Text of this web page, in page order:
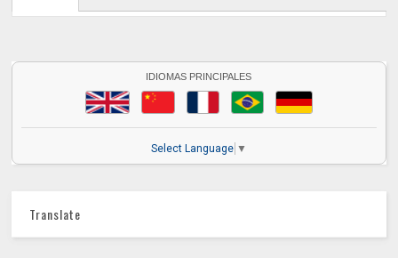
IDIOMAS PRINCIPALES
Select Language ▼
Translate